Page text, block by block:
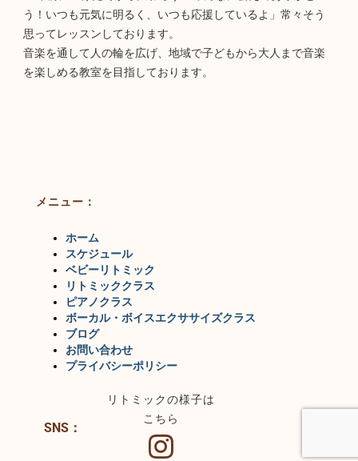
う！いつも元気に明るく、いつも応援しているよ」常々そう
思ってレッスンしております。
音楽を通して人の輪を広げ、地域で子どもから大人まで音楽
を楽しめる教室を目指しております。
メニュー：
ホーム
スケジュール
ベビーリトミック
リトミッククラス
ピアノクラス
ボーカル・ボイスエクササイズクラス
ブログ
お問い合わせ
プライバシーポリシー
SNS：
リトミックの様子は
こちら